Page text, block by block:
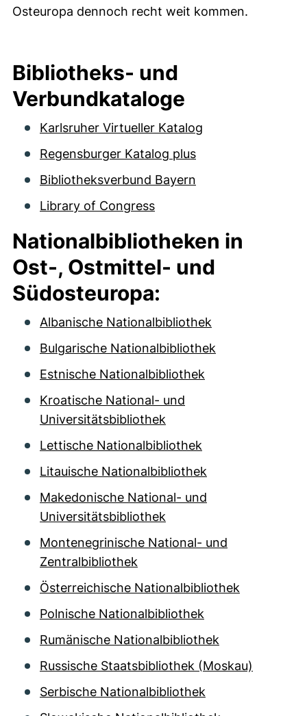
Osteuropa dennoch recht weit kommen.
Bibliotheks- und
Verbundkataloge
Karlsruher Virtueller Katalog
Regensburger Katalog plus
Bibliotheksverbund Bayern
Library of Congress
Nationalbibliotheken in
Ost-, Ostmittel- und
Südosteuropa:
Albanische Nationalbibliothek
Bulgarische Nationalbibliothek
Estnische Nationalbibliothek
Kroatische National- und
Universitätsbibliothek
Lettische Nationalbibliothek
Litauische Nationalbibliothek
Makedonische National- und
Universitätsbibliothek
Montenegrinische National- und
Zentralbibliothek
Österreichische Nationalbibliothek
Polnische Nationalbibliothek
Rumänische Nationalbibliothek
Russische Staatsbibliothek (Moskau)
Serbische Nationalbibliothek